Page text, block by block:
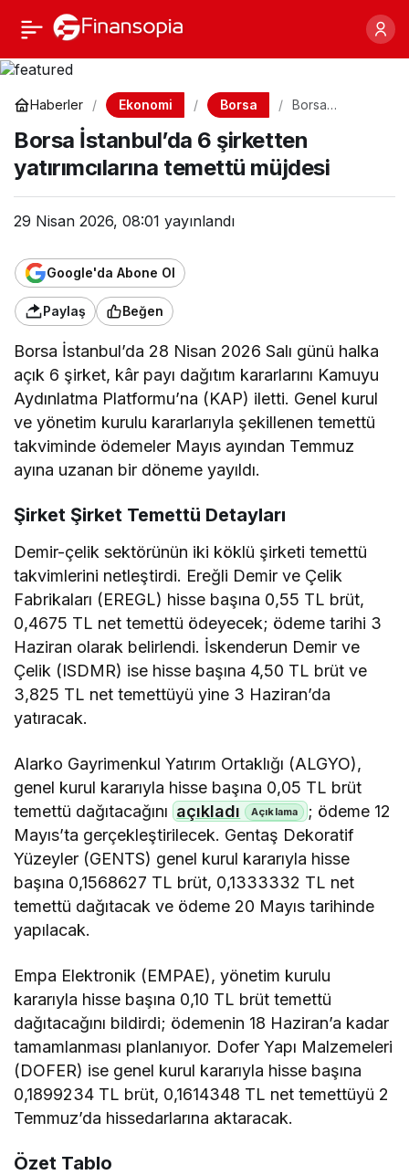
Haberler Ekonomi Borsa
Borsa
şirketten
yatırımcılarına
temettü müjdesi
Borsa İstanbul’da 6 şirketten
yatırımcılarına temettü müjdesi
29 Nisan 2026, 08:01 yayınlandı
Google'da Abone Ol
Paylaş Beğen
Borsa İstanbul’da 28 Nisan 2026 Salı günü halka
açık 6 şirket, kâr payı dağıtım kararlarını Kamuyu
Aydınlatma Platformu’na (KAP) iletti. Genel kurul
ve yönetim kurulu kararlarıyla şekillenen temettü
takviminde ödemeler Mayıs ayından Temmuz
ayına uzanan bir döneme yayıldı.
Şirket Şirket Temettü Detayları
Demir-çelik sektörünün iki köklü şirketi temettü
takvimlerini netleştirdi. Ereğli Demir ve Çelik
Fabrikaları (EREGL) hisse başına 0,55 TL brüt,
0,4675 TL net temettü ödeyecek; ödeme tarihi 3
Haziran olarak belirlendi. İskenderun Demir ve
Çelik (ISDMR) ise hisse başına 4,50 TL brüt ve
3,825 TL net temettüyü yine 3 Haziran’da
yatıracak.
Alarko Gayrimenkul Yatırım Ortaklığı (ALGYO),
genel kurul kararıyla hisse başına 0,05 TL brüt
temettü dağıtacağını açıkladı
; ödeme 12
Mayıs’ta gerçekleştirilecek. Gentaş Dekoratif
Yüzeyler (GENTS) genel kurul kararıyla hisse
başına 0,1568627 TL brüt, 0,1333332 TL net
temettü dağıtacak ve ödeme 20 Mayıs tarihinde
yapılacak.
Empa Elektronik (EMPAE), yönetim kurulu
kararıyla hisse başına 0,10 TL brüt temettü
dağıtacağını bildirdi; ödemenin 18 Haziran’a kadar
tamamlanması planlanıyor. Dofer Yapı Malzemeleri
(DOFER) ise genel kurul kararıyla hisse başına
0,1899234 TL brüt, 0,1614348 TL net temettüyü 2
Temmuz’da hissedarlarına aktaracak.
Özet Tablo
Borsa İstanbul’da 6
şirketten yatırımcılarına
temettü müjdesi
Paylaş